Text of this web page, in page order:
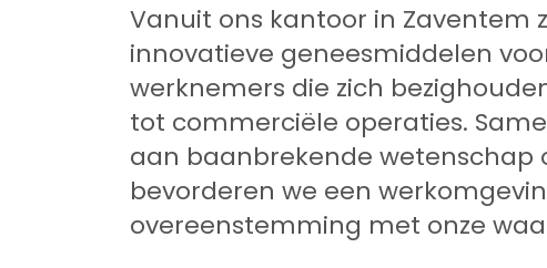
Vanuit ons kantoor in Zaventem
innovatieve geneesmiddelen
werknemers die zich
tot commerciële operaties.
aan baanbrekende wetenschap
bevorderen we een
overeenstemming met onze